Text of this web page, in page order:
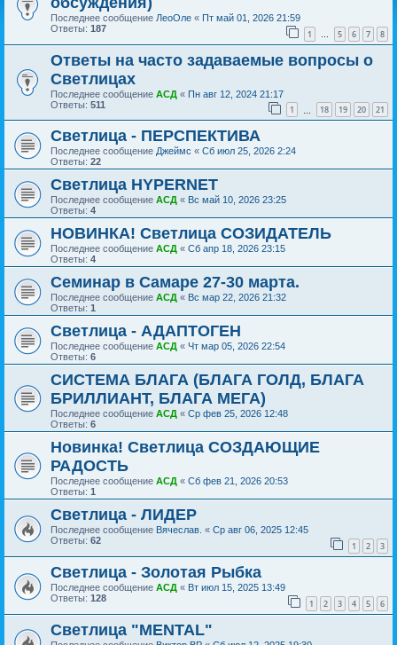
Последнее сообщение ЛеоОле « Пт май 01, 2026 21:59
Ответы: 187 1 … 5 6 7 8
Ответы на часто задаваемые вопросы о
Светлицах
Последнее сообщение АСД « Пн авг 12, 2024 21:17
Ответы: 511 1 18 19 20 21
Светлица - ПЕРСПЕКТИВА
Последнее сообщение Джеймс « Сб июл 25, 2026 2:24
Ответы: 22
Светлица HYPERNET
Последнее сообщение АСД « Вс май 10, 2026 23:25
Ответы: 4
НОВИНКА! Светлица СОЗИДАТЕЛЬ
Последнее сообщение АСД « Сб апр 18, 2026 23:15
Ответы: 4
Семинар в Самаре 27-30 марта.
Последнее сообщение АСД « Вс мар 22, 2026 21:32
Ответы: 1
Светлица - АДАПТОГЕН
Последнее сообщение АСД « Чт мар 05, 2026 22:54
Ответы: 6
СИСТЕМА БЛАГА (БЛАГА ГОЛД, БЛАГА
БРИЛЛИАНТ, БЛАГА МЕГА)
Последнее сообщение АСД « Ср фев 25, 2026 12:48
Ответы: 6
Новинка! Светлица СОЗДАЮЩИЕ
РАДОСТЬ
Последнее сообщение АСД « Сб фев 21, 2026 20:53
Ответы: 1
Светлица - ЛИДЕР
Последнее сообщение Вячеслав. « Ср авг 06, 2025 12:45
Ответы: 62 1 2 3
Светлица - Золотая Рыбка
Последнее сообщение АСД « Вт июл 15, 2025 13:49
Ответы: 128 1 2 3 4 5 6
Светлица "MENTAL"